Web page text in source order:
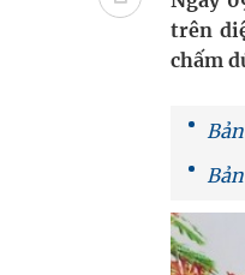
Nhiều chuỗi
Quan Bằng
trên
chấm